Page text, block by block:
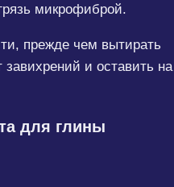
микрофиброй.
прежде чем вытирать
и оставить на
для глины